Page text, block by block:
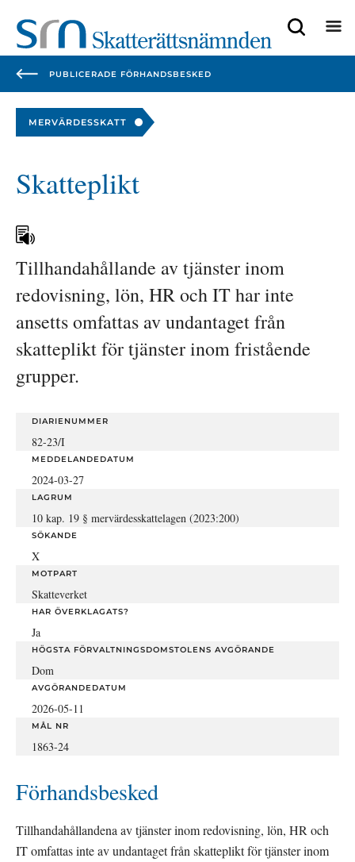
start
end
PUBLICERADE FÖRHANDSBESKED
MERVÄRDESSKATT
Skatteplikt
Tillhandahållande av tjänster inom
redovisning, lön, HR och IT har inte
ansetts omfattas av undantaget från
skatteplikt för tjänster inom fristående
grupper.
DIARIENUMMER
82-23/I
MEDDELANDEDATUM
2024-03-27
LAGRUM
10 kap. 19 § mervärdesskattelagen (2023:200)
SÖKANDE
X
MOTPART
Skatteverket
HAR ÖVERKLAGATS?
Ja
HÖGSTA FÖRVALTNINGSDOMSTOLENS AVGÖRANDE
Dom
AVGÖRANDEDATUM
2026-05-11
MÅL NR
1863-24
Förhandsbesked
Tillhandahållandena av tjänster inom redovisning, lön, HR och
IT omfattas inte av undantaget från skatteplikt för tjänster inom